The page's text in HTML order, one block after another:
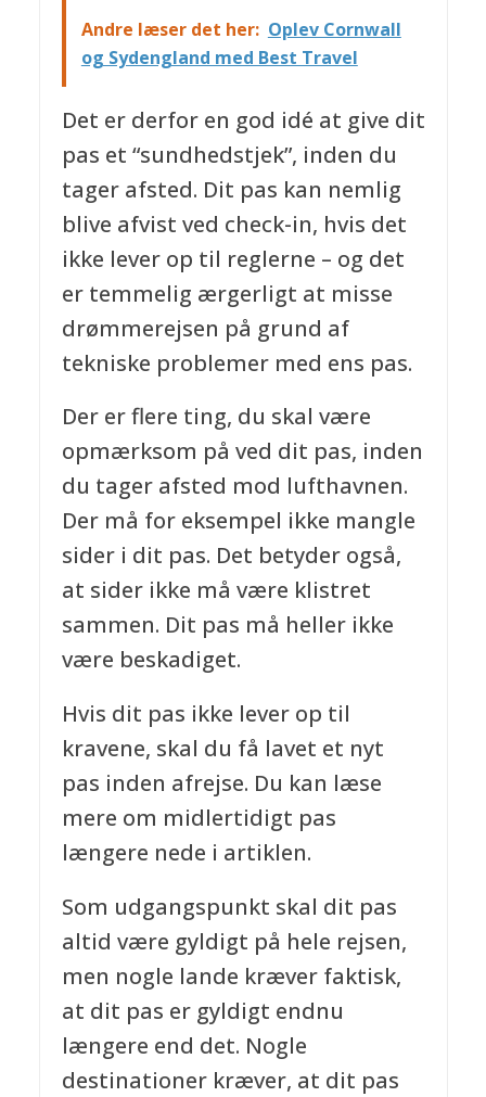
Andre læser det her: Oplev Cornwall
og Sydengland med Best Travel
Det er derfor en god idé at give dit
pas et “sundhedstjek”, inden du
tager afsted. Dit pas kan nemlig
blive afvist ved check-in, hvis det
ikke lever op til reglerne – og det
er temmelig ærgerligt at misse
drømmerejsen på grund af
tekniske problemer med ens pas.
Der er flere ting, du skal være
opmærksom på ved dit pas, inden
du tager afsted mod lufthavnen.
Der må for eksempel ikke mangle
sider i dit pas. Det betyder også,
at sider ikke må være klistret
sammen. Dit pas må heller ikke
være beskadiget.
Hvis dit pas ikke lever op til
kravene, skal du få lavet et nyt
pas inden afrejse. Du kan læse
mere om midlertidigt pas
længere nede i artiklen.
Som udgangspunkt skal dit pas
altid være gyldigt på hele rejsen,
men nogle lande kræver faktisk,
at dit pas er gyldigt endnu
længere end det. Nogle
destinationer kræver, at dit pas